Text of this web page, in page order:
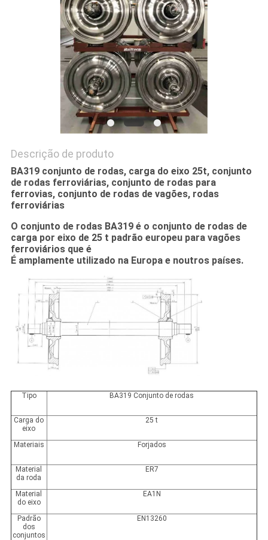
PRIVACY
Descrição de produto
BA319 conjunto de rodas, carga do eixo 25t, conjunto
de rodas ferroviárias, conjunto de rodas para
ferrovias, conjunto de rodas de vagões, rodas
ferroviárias
O conjunto de rodas BA319 é o conjunto de rodas de
carga por eixo de 25 t padrão europeu para vagões
ferroviários que é
É amplamente utilizado na Europa e noutros países.
Tipo BA319 Conjunto de rodas
Carga do
eixo
25 t
Materiais Forjados
Material
da roda
ER7
Material
do eixo
EA1N
Padrão
dos
conjuntos
EN13260